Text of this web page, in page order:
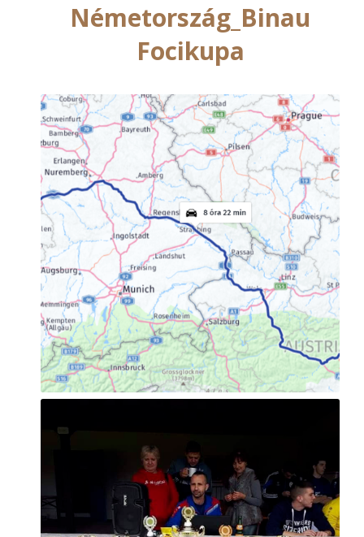
Németország_Binau
Focikupa